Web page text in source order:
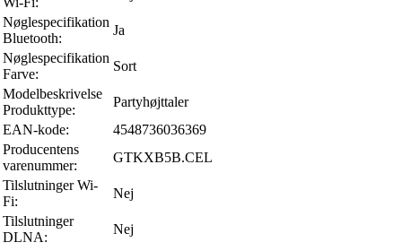
Nøglespecifikation
Bluetooth:
Ja
Nøglespecifikation
Farve:
Sort
Modelbeskrivelse
Produkttype:
Partyhøjttaler
EAN-kode:
4548736036369
Producentens
varenummer:
GTKXB5B.CEL
Tilslutninger Wi-
Fi:
Nej
Tilslutninger
DLNA:
Nej